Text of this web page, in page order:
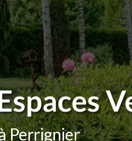
Navigation principale
Perrignier